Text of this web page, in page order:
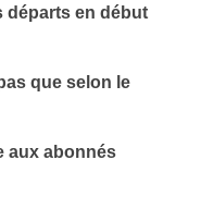
départs en début
que selon le
aux abonnés